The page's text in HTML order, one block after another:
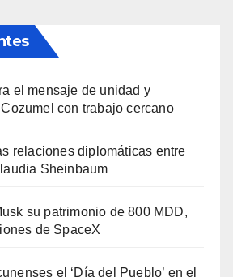
el mensaje de unidad y
con trabajo cercano
relaciones diplomáticas entre
Sheinbaum
su patrimonio de 800 MDD,
de SpaceX
el ‘Día del Pueblo’ en el